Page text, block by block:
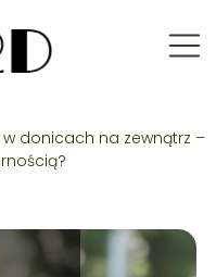
w donicach na zewnątrz –